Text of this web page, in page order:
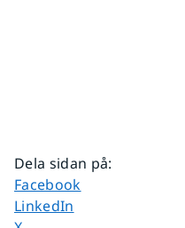
Dela sidan på:
Dela sidan på
Facebook
Dela sidan på
LinkedIn